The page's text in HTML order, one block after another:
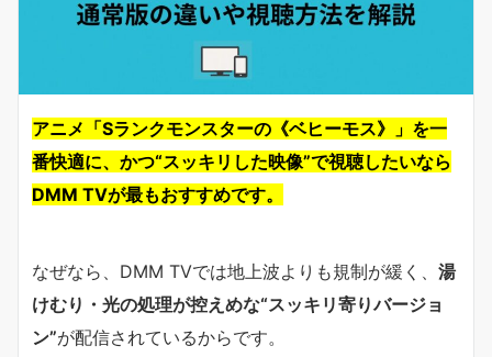
アニメ「Sランクモンスターの《ベヒーモス》」を一
番快適に、かつ“スッキリした映像”で視聴したいなら
DMM TVが最もおすすめです。
なぜなら、DMM TVでは地上波よりも規制が緩く、 湯
けむり・光の処理が控えめな“スッキリ寄りバージョ
ン”が配信されているからです。